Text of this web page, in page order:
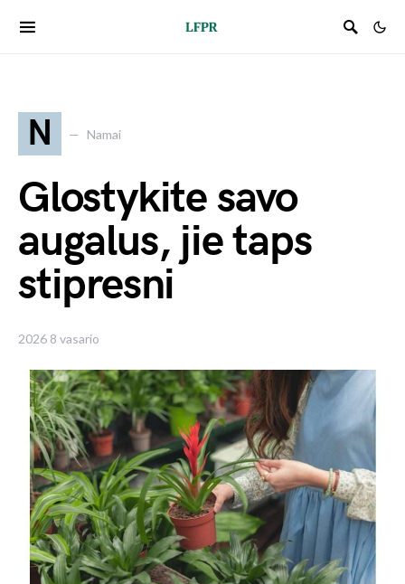
N Namai
Glostykite savo
augalus, jie taps
stipresni
2026 8 vasario